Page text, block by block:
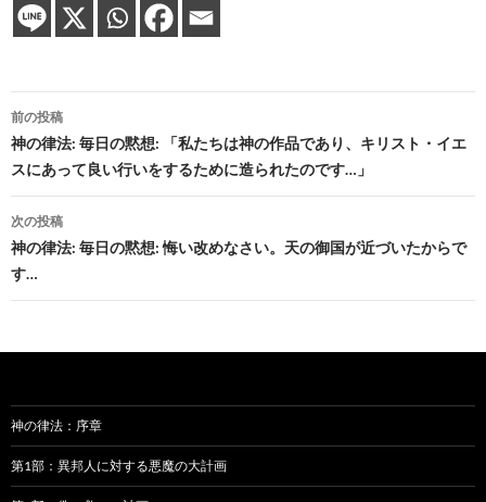
投
稿
ナ
ビ
ゲ
ー
ン
前の投稿
神の律法: 毎日の黙想: 「私たちは神の作品であり、キリスト・イエ
スにあって良い行いをするために造られたのです…」
次の投稿
神の律法: 毎日の黙想: 悔い改めなさい。天の御国が近づいたからで
す…
神の律法：序章
第1部：異邦人に対する悪魔の大計画